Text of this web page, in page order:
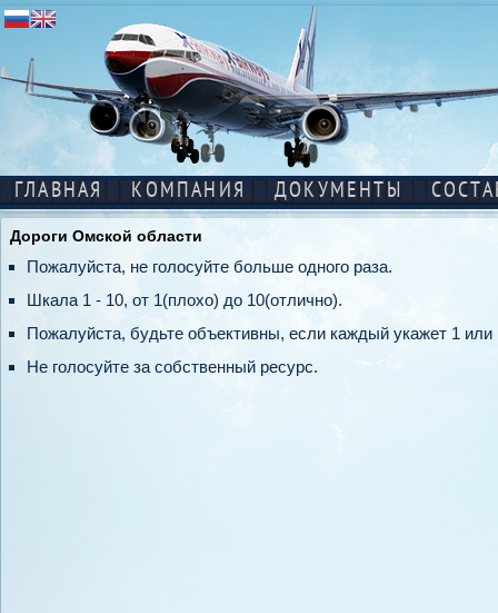
ГЛАВНАЯ КОМПАНИЯ ДОКУМЕНТЫ
Дороги Омской области
Пожалуйста, не голосуйте больше одного раза.
Шкала 1 - 10, от 1(плохо) до 10(отлично).
Пожалуйста, будьте объективны, если каждый укажет 1 или
Не голосуйте за собственный ресурс.